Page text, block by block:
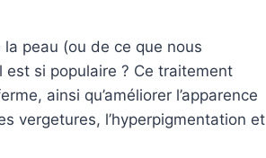
peau (ou de ce que nous
si populaire ? Ce traitement
ainsi qu’améliorer l’apparence
vergetures, l’hyperpigmentation et